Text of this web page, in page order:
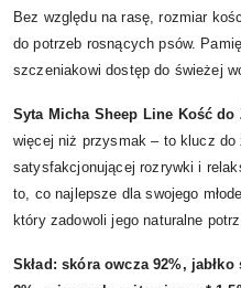
Bez względu na rasę, rozmiar
do potrzeb rosnących psów.
szczeniakowi dostęp do świeżej
Syta Micha Sheep Line Kość do
więcej niż przysmak – to klucz do
satysfakcjonującej rozrywki i
to, co najlepsze dla swojego
który zadowoli jego naturalne
Skład: skóra owcza 92%,